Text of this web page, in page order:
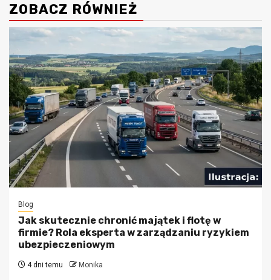
ZOBACZ RÓWNIEŻ
Blog
Jak skutecznie chronić majątek i flotę w
firmie? Rola eksperta w zarządzaniu ryzykiem
ubezpieczeniowym
4 dni temu Monika